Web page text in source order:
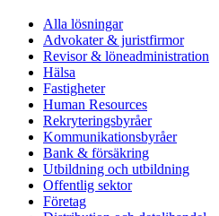
Alla lösningar
Advokater & juristfirmor
Revisor & löneadministration
Hälsa
Fastigheter
Human Resources
Rekryteringsbyråer
Kommunikationsbyråer
Bank & försäkring
Utbildning och utbildning
Offentlig sektor
Företag